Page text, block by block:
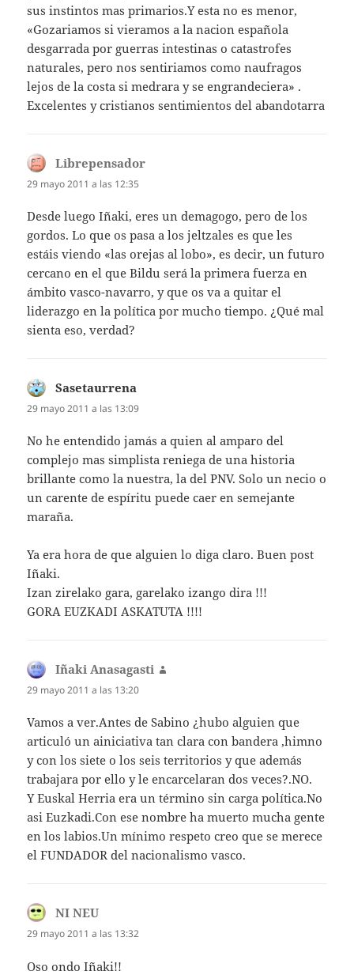
sus instintos mas primarios.Y esta no es menor,
«Gozariamos si vieramos a la nacion española
desgarrada por guerras intestinas o catastrofes
naturales, pero nos sentiriamos como naufragos
lejos de la costa si medrara y se engrandeciera» .
Excelentes y cristianos sentimientos del abandotarra
Librepensador
29 mayo 2011 a las 12:35
Desde luego Iñaki, eres un demagogo, pero de los
gordos. Lo que os pasa a los jeltzales es que les
estáis viendo «las orejas al lobo», es decir, un futuro
cercano en el que Bildu será la primera fuerza en
ámbito vasco-navarro, y que os va a quitar el
liderazgo en la política por mucho tiempo. ¿Qué mal
sienta eso, verdad?
Sasetaurrena
29 mayo 2011 a las 13:09
No he entendido jamás a quien al amparo del
complejo mas simplista reniega de una historia
brillante como la nuestra, la del PNV. Solo un necio o
un carente de espíritu puede caer en semejante
maraña.
Ya era hora de que alguien lo diga claro. Buen post
Iñaki.
Izan zirelako gara, garelako izango dira !!!
GORA EUZKADI ASKATUTA !!!!
Iñaki Anasagasti
29 mayo 2011 a las 13:20
Vamos a ver.Antes de Sabino ¿hubo alguien que
articuló un ainiciativa tan clara con bandera ,himno
y con los siete o los seis territorios y que además
trabajara por ello y le encarcelaran dos veces?.NO.
Y Euskal Herria era un término sin carga política.No
asi Euzkadi.Con ese nombre ha muerto mucha gente
en los labios.Un mínimo respeto creo que se merece
el FUNDADOR del nacionalismo vasco.
NI NEU
29 mayo 2011 a las 13:32
Oso ondo Iñaki!!